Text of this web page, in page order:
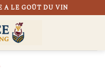
A LE GOÛT DU VIN